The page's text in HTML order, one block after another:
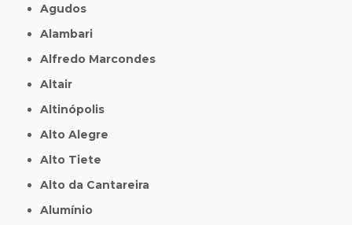
Agudos
Alambari
Alfredo Marcondes
Altair
Altinópolis
Alto Alegre
Alto Tiete
Alto da Cantareira
Alumínio